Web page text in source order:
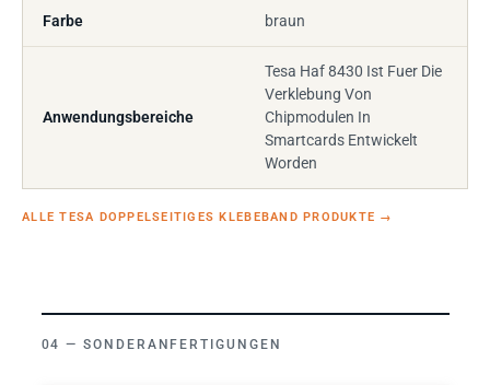
Farbe braun
Anwendungsbereiche
Tesa Haf 8430 Ist Fuer Die
Verklebung Von
Chipmodulen In
Smartcards Entwickelt
Worden
ALLE TESA DOPPELSEITIGES KLEBEBAND PRODUKTE →
SONDERANFERTIGUNGEN